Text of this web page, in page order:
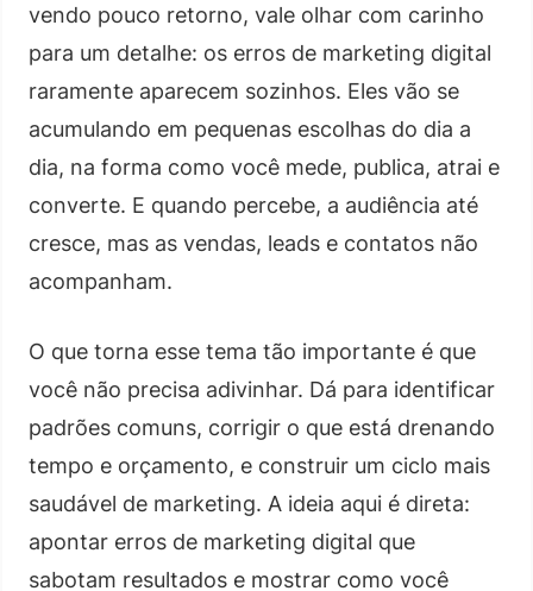
vendo pouco retorno, vale olhar com carinho
para um detalhe: os erros de marketing digital
raramente aparecem sozinhos. Eles vão se
acumulando em pequenas escolhas do dia a
dia, na forma como você mede, publica, atrai e
converte. E quando percebe, a audiência até
cresce, mas as vendas, leads e contatos não
acompanham.
O que torna esse tema tão importante é que
você não precisa adivinhar. Dá para identificar
padrões comuns, corrigir o que está drenando
tempo e orçamento, e construir um ciclo mais
saudável de marketing. A ideia aqui é direta:
apontar erros de marketing digital que
sabotam resultados e mostrar como você